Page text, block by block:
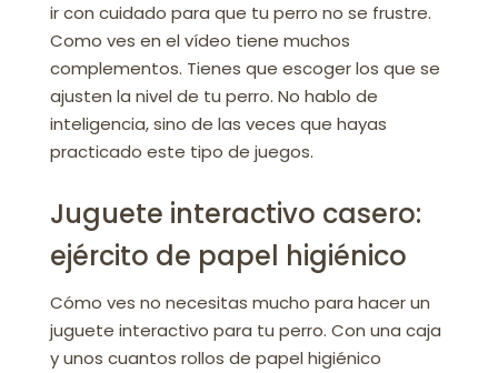
ir con cuidado para que tu perro no se frustre.
Como ves en el vídeo tiene muchos
complementos. Tienes que escoger los que se
ajusten la nivel de tu perro. No hablo de
inteligencia, sino de las veces que hayas
practicado este tipo de juegos.
Juguete interactivo casero:
ejército de papel higiénico
Cómo ves no necesitas mucho para hacer un
juguete interactivo para tu perro. Con una caja
y unos cuantos rollos de papel higiénico